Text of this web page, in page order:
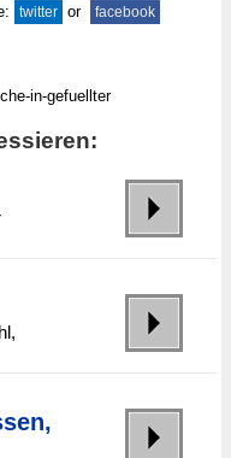
twitter or facebook